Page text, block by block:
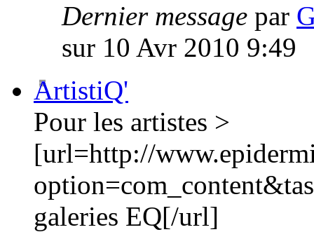
Dernier message par
sur 10 Avr 2010 9:49
ArtistiQ'
Pour les artistes >
[url=http://
galeries EQ[/url]